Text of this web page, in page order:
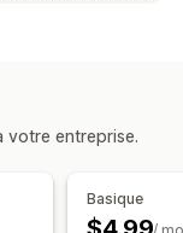
Modèles
votre entreprise.
Basique